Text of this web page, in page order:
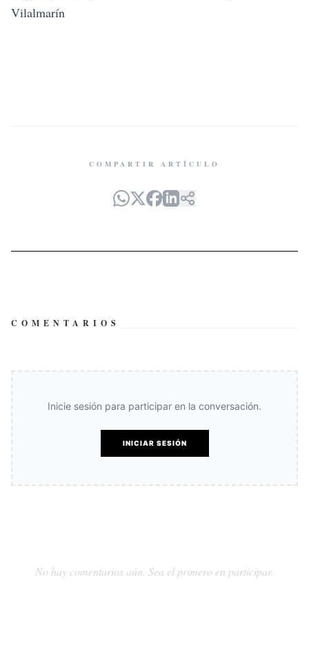
Vilalmarín
COMPARTIR ARTÍCULO
COMENTARIOS
Inicie sesión para participar en la conversación.
INICIAR SESIÓN
No hay comentarios aún. Sea el primero en participar.